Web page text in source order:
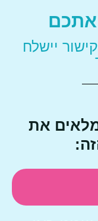
אתכם
יישלח
את